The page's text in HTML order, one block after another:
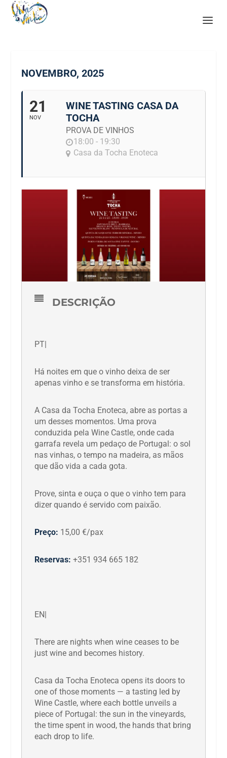
NOVEMBRO, 2025
21
NOV
WINE TASTING CASA DA
TOCHA
PROVA DE VINHOS
18:00 - 19:30
Casa da Tocha Enoteca
DESCRIÇÃO
PT|
Há noites em que o vinho deixa de ser
apenas vinho e se transforma em história.
A Casa da Tocha Enoteca, abre as portas a
um desses momentos. Uma prova
conduzida pela Wine Castle, onde cada
garrafa revela um pedaço de Portugal: o sol
nas vinhas, o tempo na madeira, as mãos
que dão vida a cada gota.
Prove, sinta e ouça o que o vinho tem para
dizer quando é servido com paixão.
Preço: 15,00 €/pax
Reservas: +351 934 665 182
EN|
There are nights when wine ceases to be
just wine and becomes history.
Casa da Tocha Enoteca opens its doors to
one of those moments — a tasting led by
Wine Castle, where each bottle unveils a
piece of Portugal: the sun in the vineyards,
the time spent in wood, the hands that bring
each drop to life.